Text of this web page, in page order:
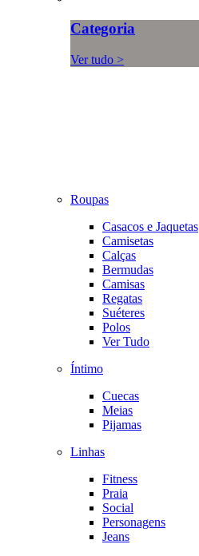
Categoria
Ver tudo >
Roupas
Casacos e Jaquetas
Camisetas
Calças
Bermudas
Camisas
Regatas
Suéteres
Polos
Ver Tudo
Íntimo
Cuecas
Meias
Pijamas
Linhas
Fitness
Praia
Social
Personagens
Jeans